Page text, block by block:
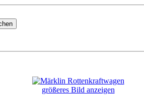
größeres Bild anzeigen